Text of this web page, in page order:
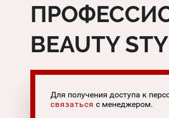
BEAUTY
Для получения доступа к
связаться с менеджером.